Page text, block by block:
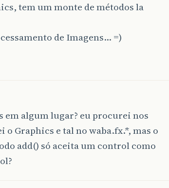
tem um monte de métodos la
de Imagens… =)
em algum lugar? eu procurei nos
o Graphics e tal no waba.fx.*, mas o
add() só aceita um control como